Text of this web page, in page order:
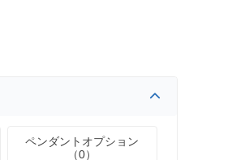
ペンダントオプション
（0）